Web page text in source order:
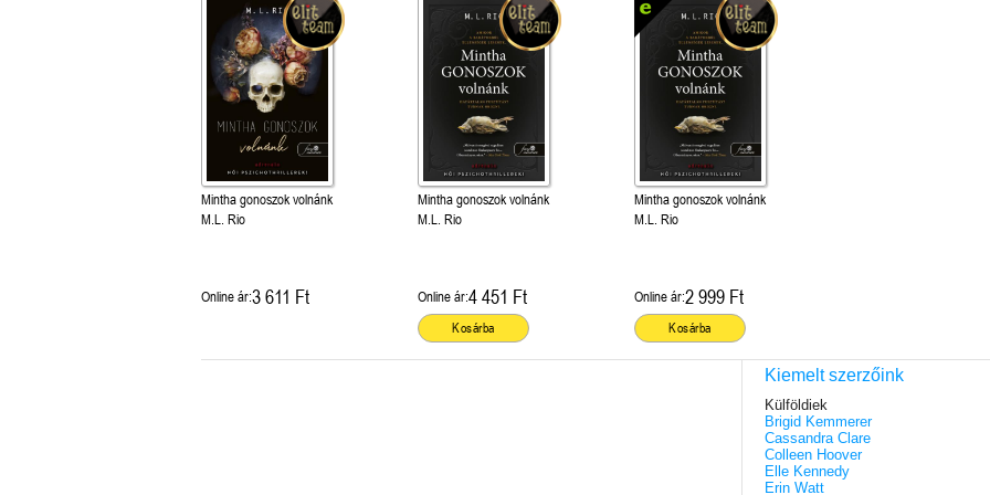
Mintha gonoszok volnánk
M.L. Rio
Online ár:3 611 Ft
Mintha gonoszok volnánk
M.L. Rio
Online ár:4 451 Ft
Kosárba
Mintha gonoszok volnánk
M.L. Rio
Online ár:2 999 Ft
Kosárba
Kiemelt szerzőink
Külföldiek
Brigid Kemmerer
Cassandra Clare
Colleen Hoover
Elle Kennedy
Erin Watt